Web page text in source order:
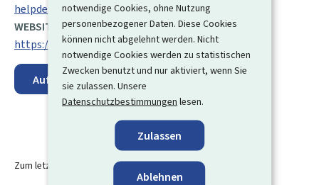
notwendige Cookies, ohne Nutzung
personenbezogener Daten. Diese Cookies
können nicht abgelehnt werden. Nicht
notwendige Cookies werden zu statistischen
Zwecken benutzt und nur aktiviert, wenn Sie
sie zulassen. Unsere
Datenschutzbestimmungen lesen.
Zulassen
Ablehnen
helpdesk@esante.lu
WEBSITE:
https://www.esante.lu/portal/de/
Auf der Karte anzeigen
Zum letzten Mal aktualisiert am30.10.2025